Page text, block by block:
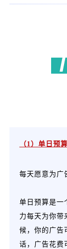
（1）单日预算
每天愿意为广
单日预算是一
力每天为你带
候，你的广告
话，广告花费